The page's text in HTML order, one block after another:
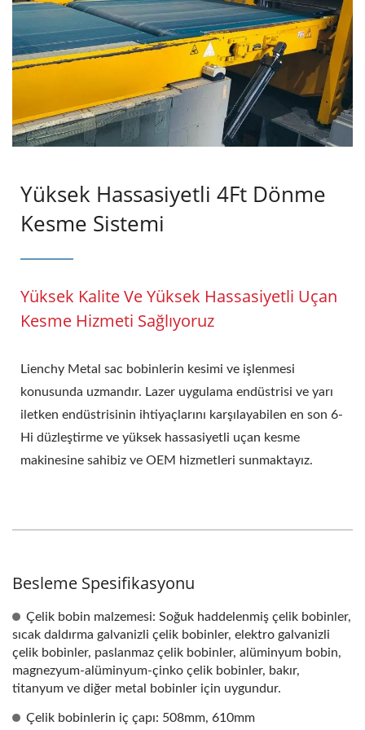
Yüksek Hassasiyetli 4Ft Dönme
Kesme Sistemi
Yüksek Kalite Ve Yüksek Hassasiyetli Uçan
Kesme Hizmeti Sağlıyoruz
Lienchy Metal sac bobinlerin kesimi ve işlenmesi
konusunda uzmandır. Lazer uygulama endüstrisi ve yarı
iletken endüstrisinin ihtiyaçlarını karşılayabilen en son 6-
Hi düzleştirme ve yüksek hassasiyetli uçan kesme
makinesine sahibiz ve OEM hizmetleri sunmaktayız.
Besleme Spesifikasyonu
Çelik bobin malzemesi: Soğuk haddelenmiş çelik bobinler,
sıcak daldırma galvanizli çelik bobinler, elektro galvanizli
çelik bobinler, paslanmaz çelik bobinler, alüminyum bobin,
magnezyum-alüminyum-çinko çelik bobinler, bakır,
titanyum ve diğer metal bobinler için uygundur.
Çelik bobinlerin iç çapı: 508mm, 610mm